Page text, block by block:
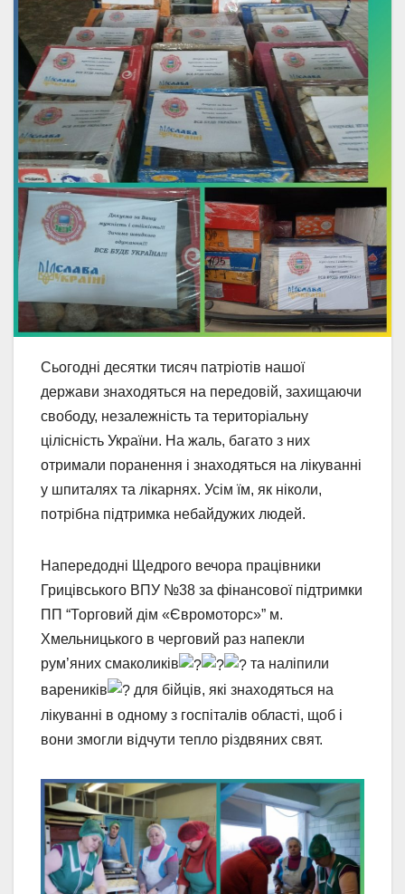
Сьогодні десятки тисяч патріотів нашої
держави знаходяться на передовій, захищаючи
свободу, незалежність та територіальну
цілісність України. На жаль, багато з них
отримали поранення і знаходяться на лікуванні
у шпиталях та лікарнях. Усім їм, як ніколи,
потрібна підтримка небайдужих людей.
Напередодні Щедрого вечора працівники
Грицівського ВПУ №38 за фінансової підтримки
ПП “Торговий дім «Євромоторс»” м.
Хмельницького в черговий раз напекли
рум’яних смаколиків
та наліпили
вареників
для бійців, які знаходяться на
лікуванні в одному з госпіталів області, щоб і
вони змогли відчути тепло різдвяних свят.